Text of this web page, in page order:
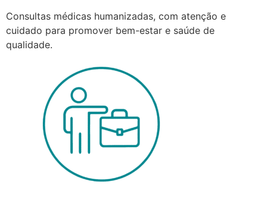
Consultas médicas humanizadas, com atenção e
cuidado para promover bem-estar e saúde de
qualidade.